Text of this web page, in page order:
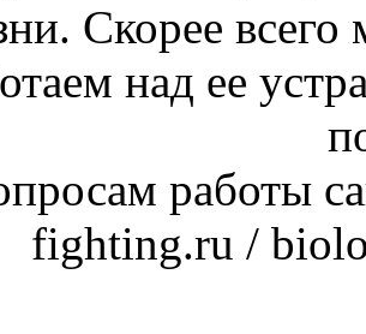
Скорее
над ее
работы
fighting.ru /